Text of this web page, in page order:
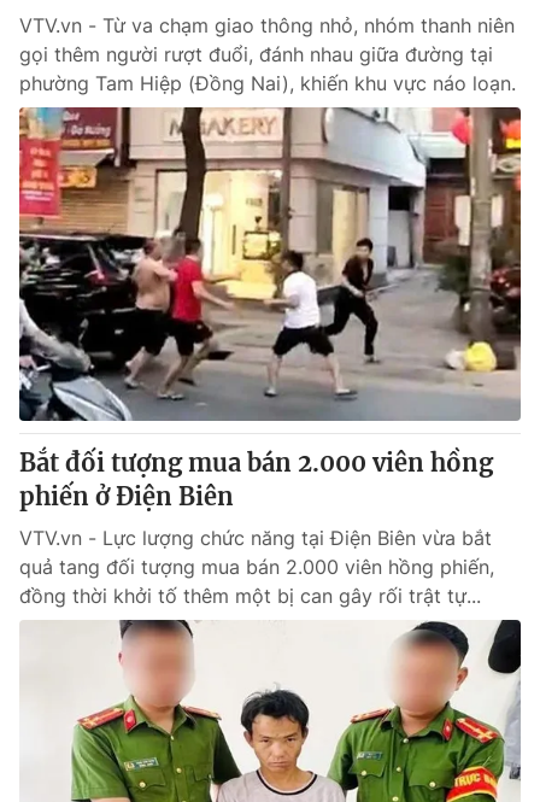
VTV.vn - Từ va chạm giao thông nhỏ, nhóm thanh niên
gọi thêm người rượt đuổi, đánh nhau giữa đường tại
phường Tam Hiệp (Đồng Nai), khiến khu vực náo loạn.
Bắt đối tượng mua bán 2.000 viên hồng
phiến ở Điện Biên
VTV.vn - Lực lượng chức năng tại Điện Biên vừa bắt
quả tang đối tượng mua bán 2.000 viên hồng phiến,
đồng thời khởi tố thêm một bị can gây rối trật tự...